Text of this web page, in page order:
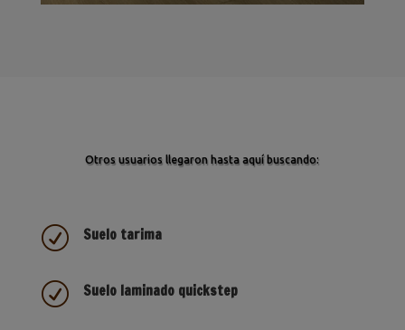
Otros usuarios llegaron hasta aquí buscando:
R Suelo tarima
R Suelo laminado quickstep